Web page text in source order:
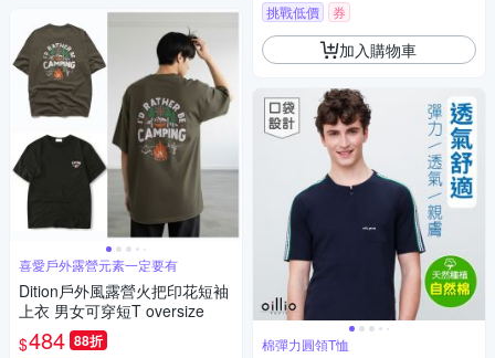
喜愛戶外露營元素一定要有
Dition戶外風露營火把印花短袖
上衣 男女可穿短T oversize
$484 88折
挑戰低價 券
加入購物車
棉彈力圓領T恤